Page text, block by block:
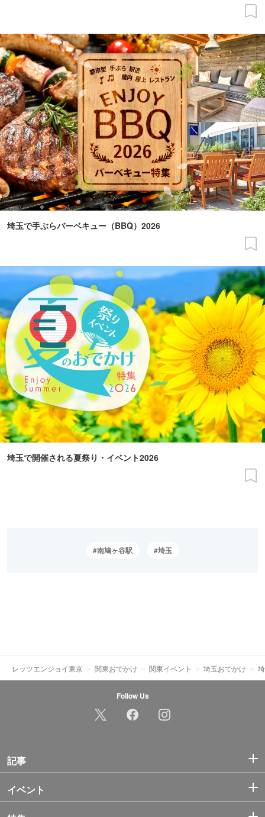
埼玉で手ぶらバーベキュー（BBQ）2026
埼玉で開催される夏祭り・イベント2026
南鳩ヶ谷駅 埼玉
レッツエンジョイ東京 関東おでかけ 関東イベント 埼玉おでかけ
Follow Us
記事
イベント